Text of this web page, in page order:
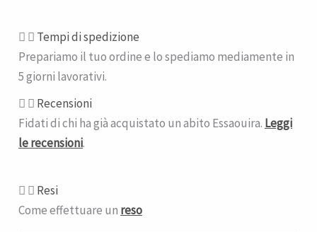
Tempi di spedizione​
Prepariamo il tuo ordine e lo spediamo mediamente in
5 giorni lavorativi.
Recensioni
Fidati di chi ha già acquistato un abito Essaouira. Leggi
le recensioni.
Resi
Come effettuare un reso